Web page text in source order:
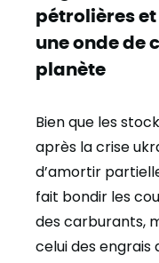
pétrolières
une onde de
planète
Bien que les
après la crise
d’amortir
fait bondir les
des carburants,
celui des engrais